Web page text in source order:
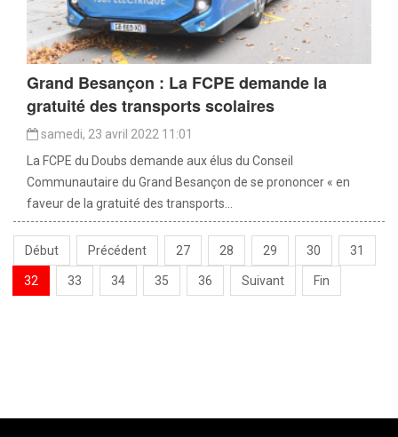
Grand Besançon : La FCPE demande la
gratuité des transports scolaires
samedi, 23 avril 2022 11:01
La FCPE du Doubs demande aux élus du Conseil
Communautaire du Grand Besançon de se prononcer « en
faveur de la gratuité des transports...
Début Précédent 27 28 29 30 31
32 33 34 35 36 Suivant Fin